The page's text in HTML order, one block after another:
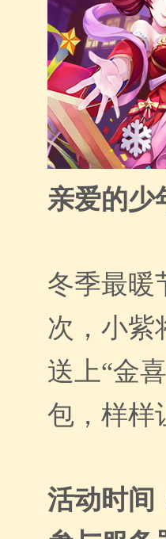
亲爱的少
冬季最暖
次，小紫
送上“金
包，样样
活动时间